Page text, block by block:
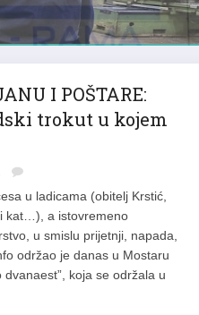
I POŠTARE:
trokut u kojem
u ladicama (obitelj Krstić,
kat…), a istovremeno
u smislu prijetnji, napada,
održao je danas u Mostaru
koja se održala u